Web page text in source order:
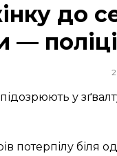
до
—
у
потерпілу біля